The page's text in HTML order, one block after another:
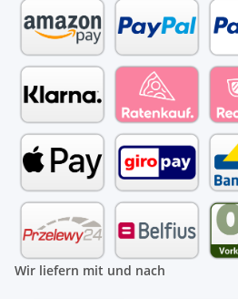
Wir liefern mit und nach